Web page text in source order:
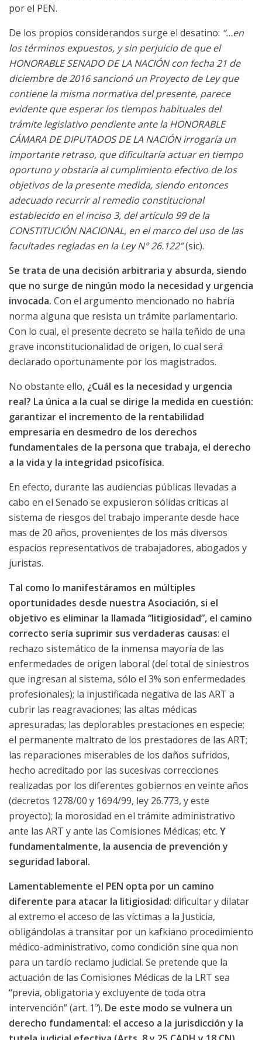
por el PEN.
De los propios considerandos surge el desatino: “…en
los términos expuestos, y sin perjuicio de que el
HONORABLE SENADO DE LA NACIÓN con fecha 21 de
diciembre de 2016 sancionó un Proyecto de Ley que
contiene la misma normativa del presente, parece
evidente que esperar los tiempos habituales del
trámite legislativo pendiente ante la HONORABLE
CÁMARA DE DIPUTADOS DE LA NACIÓN irrogaría un
importante retraso, que dificultaría actuar en tiempo
oportuno y obstaría al cumplimiento efectivo de los
objetivos de la presente medida, siendo entonces
adecuado recurrir al remedio constitucional
establecido en el inciso 3, del artículo 99 de la
CONSTITUCIÓN NACIONAL, en el marco del uso de las
facultades regladas en la Ley N° 26.122”(sic).
Se trata de una decisión arbitraria y absurda, siendo
que no surge de ningún modo la necesidad y urgencia
invocada. Con el argumento mencionado no habría
norma alguna que resista un trámite parlamentario.
Con lo cual, el presente decreto se halla teñido de una
grave inconstitucionalidad de origen, lo cual será
declarado oportunamente por los magistrados.
No obstante ello, ¿Cuál es la necesidad y urgencia
real? La única a la cual se dirige la medida en cuestión:
garantizar el incremento de la rentabilidad
empresaria en desmedro de los derechos
fundamentales de la persona que trabaja, el derecho
a la vida y la integridad psicofísica.
En efecto, durante las audiencias públicas llevadas a
cabo en el Senado se expusieron sólidas críticas al
sistema de riesgos del trabajo imperante desde hace
mas de 20 años, provenientes de los más diversos
espacios representativos de trabajadores, abogados y
juristas.
Tal como lo manifestáramos en múltiples
oportunidades desde nuestra Asociación, si el
objetivo es eliminar la llamada “litigiosidad”, el camino
correcto sería suprimir sus verdaderas causas: el
rechazo sistemático de la inmensa mayoría de las
enfermedades de origen laboral (del total de siniestros
que ingresan al sistema, sólo el 3% son enfermedades
profesionales); la injustificada negativa de las ART a
cubrir las reagravaciones; las altas médicas
apresuradas; las deplorables prestaciones en especie;
el permanente maltrato de los prestadores de las ART;
las reparaciones miserables de los daños sufridos,
hecho acreditado por las sucesivas correcciones
realizadas por los diferentes gobiernos en veinte años
(decretos 1278/00 y 1694/99, ley 26.773, y este
proyecto); la morosidad en el trámite administrativo
ante las ART y ante las Comisiones Médicas; etc. Y
fundamentalmente, la ausencia de prevención y
seguridad laboral.
Lamentablemente el PEN opta por un camino
diferente para atacar la litigiosidad: dificultar y dilatar
al extremo el acceso de las víctimas a la Justicia,
obligándolas a transitar por un kafkiano procedimiento
médico-administrativo, como condición sine qua non
para un tardío reclamo judicial. Se pretende que la
actuación de las Comisiones Médicas de la LRT sea
“previa, obligatoria y excluyente de toda otra
intervención” (art. 1º). De este modo se vulnera un
derecho fundamental: el acceso a la jurisdicción y la